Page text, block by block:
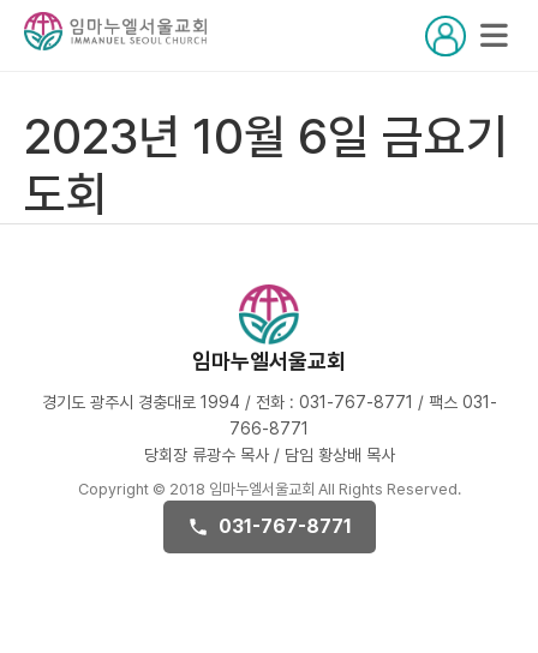
2023년 10월 6일 금요기
도회
임마누엘서울교회
경기도 광주시 경충대로 1994 / 전화 : 031-767-8771 / 팩스 031-
766-8771
당회장 류광수 목사 / 담임 황상배 목사
Copyright © 2018 임마누엘서울교회 All Rights Reserved.
031-767-8771